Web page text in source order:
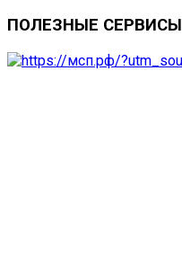
ПОЛЕЗНЫЕ СЕРВИСЫ